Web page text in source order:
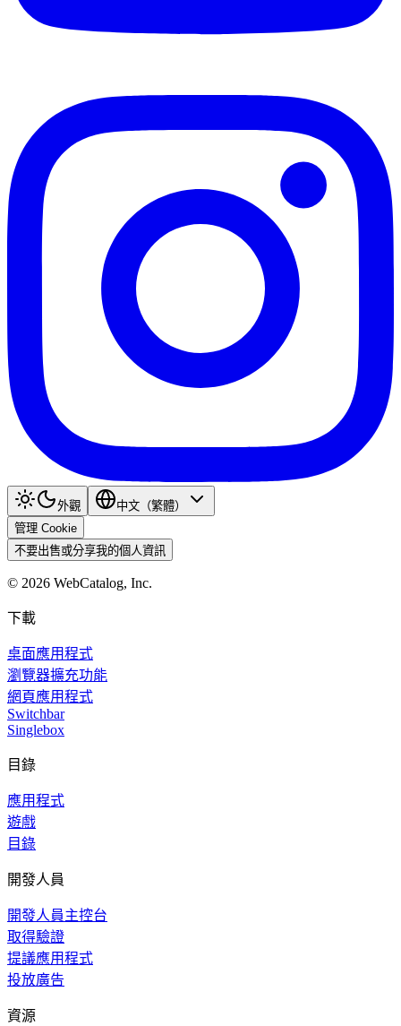
外觀
中文（繁體）
管理 Cookie
不要出售或分享我的個人資訊
© 2026 WebCatalog, Inc.
下載
桌面應用程式
瀏覽器擴充功能
網頁應用程式
Switchbar
Singlebox
目錄
應用程式
遊戲
目錄
開發人員
開發人員主控台
取得驗證
提議應用程式
投放廣告
資源